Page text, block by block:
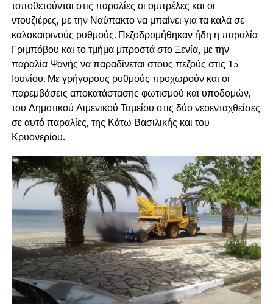
τοποθετούνται στις παραλίες οι ομπρέλες και οι
ντουζιέρες, με την Ναύπακτο να μπαίνει για τα καλά σε
καλοκαιρινούς ρυθμούς. Πεζοδρομήθηκαν ήδη η παραλία
Γριμπόβου και το τμήμα μπροστά στο Ξενία, με την
παραλία Ψανής να παραδίνεται στους πεζούς στις 15
Ιουνίου. Με γρήγορους ρυθμούς προχωρούν και οι
παρεμβάσεις αποκατάστασης φωτισμού και υποδομών,
του Δημοτικού Λιμενικού Ταμείου στις δύο νεοενταχθείσες
σε αυτό παραλίες, της Κάτω Βασιλικής και του
Κρυονερίου.